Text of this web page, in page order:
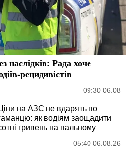
наслідків: Рада хоче
рецидивістів
09:30 06.08
на АЗС не вдарять по
як водіям заощадити
гривень на пальному
05:40 06.08.26